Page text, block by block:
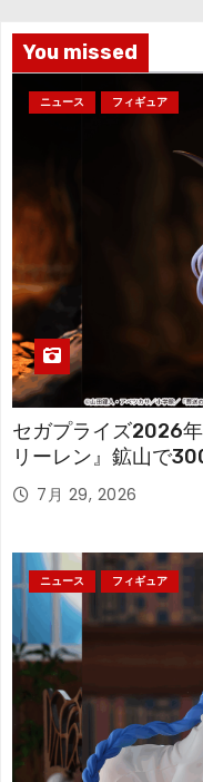
You missed
ニュース フィギュア
セガプライズ2026
リーレン』鉱山で
「フリーレン」を立
7月 29, 2026
ニュース フィギュア